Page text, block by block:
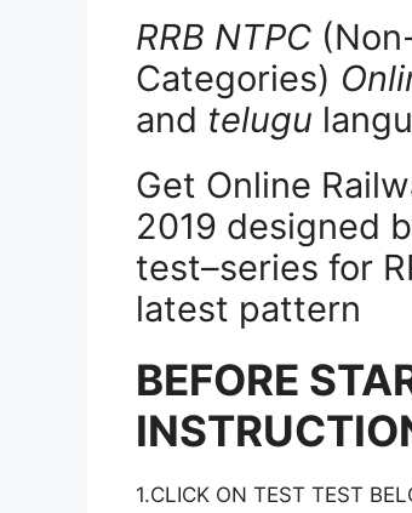
RRB NTPC
Categories)
and telugu
Get Online
2019 designed
test–series for
latest pattern
BEFORE
1.CLICK ON TEST TEST